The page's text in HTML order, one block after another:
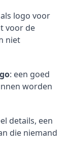
logo voor
voor de
niet
: een goed
worden
details, een
die niemand